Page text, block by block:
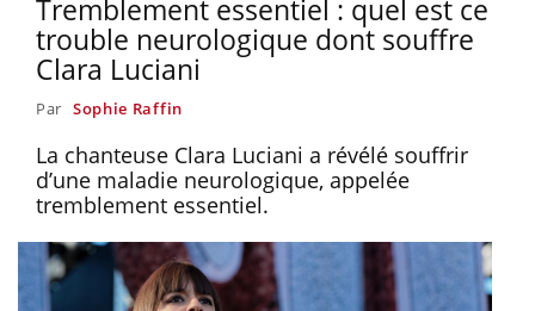
Tremblement essentiel : quel est ce
trouble neurologique dont souffre
Clara Luciani
Par Sophie Raffin
La chanteuse Clara Luciani a révélé souffrir
d’une maladie neurologique, appelée
tremblement essentiel.